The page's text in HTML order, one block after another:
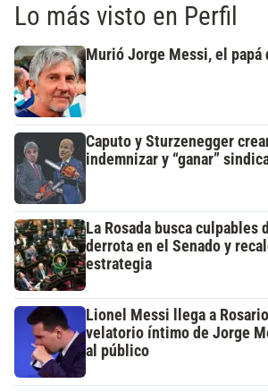
Lo más visto en Perfil
Murió Jorge Messi, el
Caputo y Sturzenegger
indemnizar y “ganar”
La Rosada busca culpables
derrota en el Senado y
estrategia
Lionel Messi llega a
velatorio íntimo de Jorge
al público